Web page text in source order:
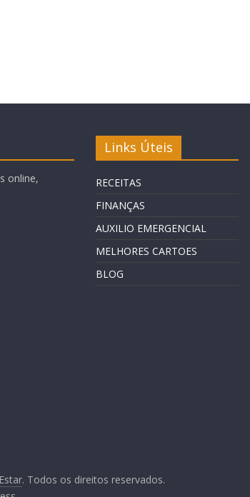
online,
Links Úteis
RECEITAS
FINANÇAS
AUXILIO EMERGENCIAL
MELHORES CARTOES
BLOG
. Todos os direitos reservados.